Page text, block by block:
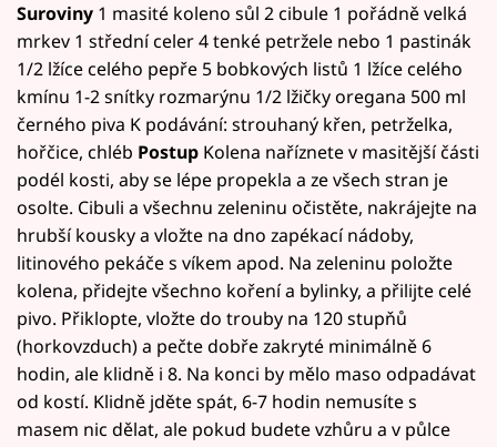
Suroviny 1 masité koleno sůl 2 cibule 1 pořádně velká
mrkev 1 střední celer 4 tenké petržele nebo 1 pastinák
1/2 lžíce celého pepře 5 bobkových listů 1 lžíce celého
kmínu 1-2 snítky rozmarýnu 1/2 lžičky oregana 500 ml
černého piva K podávání: strouhaný křen, petrželka,
hořčice, chléb Postup Kolena naříznete v masitější části
podél kosti, aby se lépe propekla a ze všech stran je
osolte. Cibuli a všechnu zeleninu očistěte, nakrájejte na
hrubší kousky a vložte na dno zapékací nádoby,
litinového pekáče s víkem apod. Na zeleninu položte
kolena, přidejte všechno koření a bylinky, a přilijte celé
pivo. Přiklopte, vložte do trouby na 120 stupňů
(horkovzduch) a pečte dobře zakryté minimálně 6
hodin, ale klidně i 8. Na konci by mělo maso odpadávat
od kostí. Klidně jděte spát, 6-7 hodin nemusíte s
masem nic dělat, ale pokud budete vzhůru a v půlce